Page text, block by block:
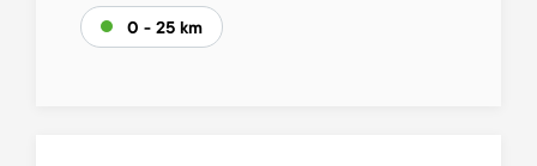
0 - 25 km